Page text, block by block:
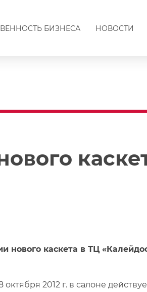
БИЗНЕСА НОВОСТИ
каскета в ТЦ
2012 г. в салоне